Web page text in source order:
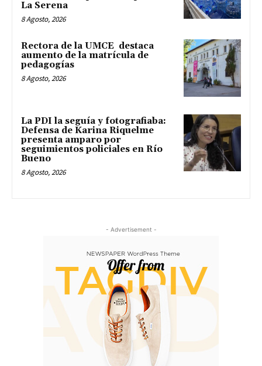
La Serena
8 Agosto, 2026
Rectora de la UMCE destaca
aumento de la matrícula de
pedagogías
8 Agosto, 2026
La PDI la seguía y fotografiaba:
Defensa de Karina Riquelme
presenta amparo por
seguimientos policiales en Río
Bueno
8 Agosto, 2026
- Advertisement -